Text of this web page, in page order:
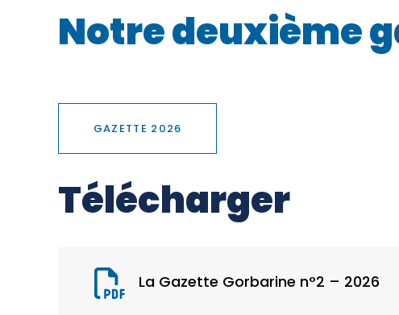
Notre deuxième
GAZETTE 2026
Télécharger
La Gazette Gorbarine n°2 – 2026